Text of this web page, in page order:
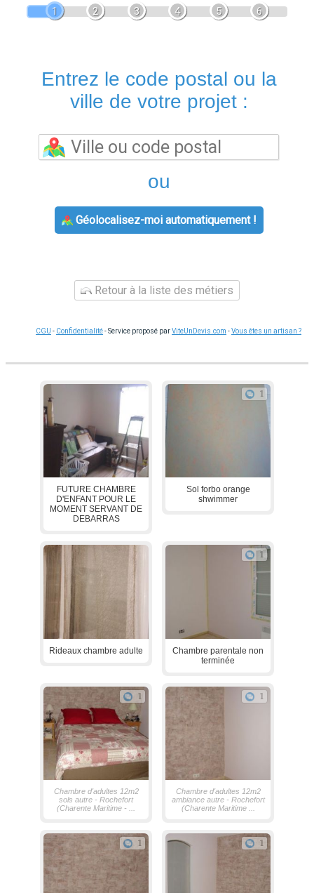
1 2 3 4 5 6
Entrez le code postal ou la
ville de votre projet :
ou
Géolocalisez-moi automatiquement !
Retour à la liste des métiers
CGU - Confidentialité- Service proposé parViteUnDevis.com -Vous êtes un artisan ?
FUTURE CHAMBRE
D'ENFANT POUR LE
MOMENT SERVANT DE
DEBARRAS
1
Sol forbo orange
shwimmer
Rideaux chambre adulte
1
Chambre parentale non
terminée
1
Chambre d'adultes 12m2
sols autre - Rochefort
(Charente Maritime - ...
1
Chambre d'adultes 12m2
ambiance autre - Rochefort
(Charente Maritime ...
1 1